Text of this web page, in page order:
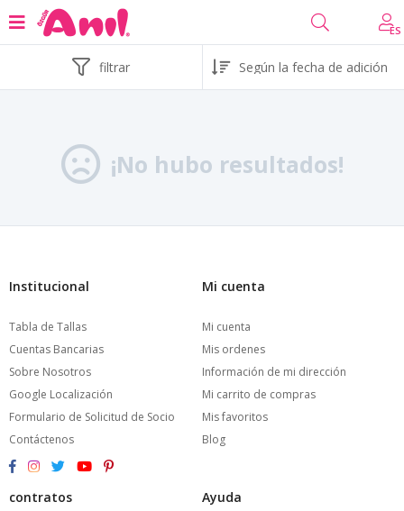
ES
filtrar
¡No hubo resultados!
Institucional
Tabla de Tallas
Cuentas Bancarias
Sobre Nosotros
Google Localización
Formulario de Solicitud de Socio
Contáctenos
Mi cuenta
Mi cuenta
Mis ordenes
Información de mi dirección
Mi carrito de compras
Mis favoritos
Blog
contratos Ayuda